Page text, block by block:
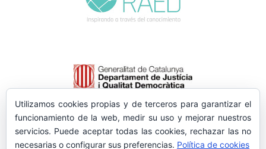
Utilizamos cookies propias y de terceros para garantizar el
funcionamiento de la web, medir su uso y mejorar nuestros
servicios. Puede aceptar todas las cookies, rechazar las no
necesarias o configurar sus preferencias. Política de cookies